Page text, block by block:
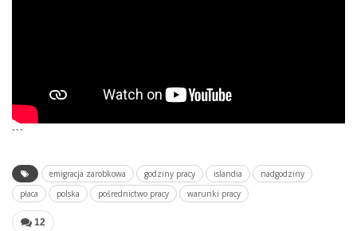
```
emigracja zarobkowa godziny pracy islandia
nadgodziny
płaca
polska pośrednictwo pracy warunki pracy
12